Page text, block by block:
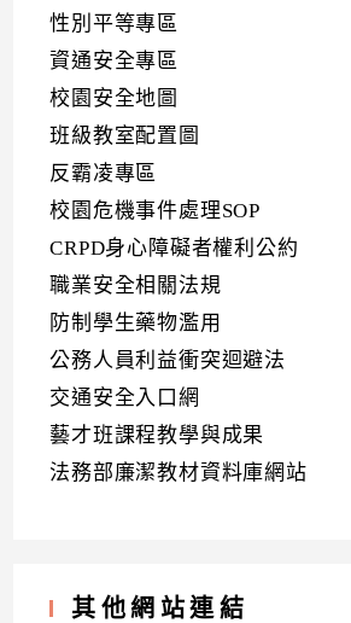
性別平等專區
資通安全專區
校園安全地圖
班級教室配置圖
反霸凌專區
校園危機事件處理SOP
CRPD身心障礙者權利公約
職業安全相關法規
防制學生藥物濫用
公務人員利益衝突迴避法
交通安全入口網
藝才班課程教學與成果
法務部廉潔教材資料庫網站
其他網站連結